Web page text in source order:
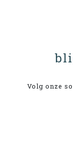
Volg onze